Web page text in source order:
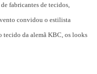
fabricantes de tecidos,
convidou o estilista
tecido da alemã KBC, os looks